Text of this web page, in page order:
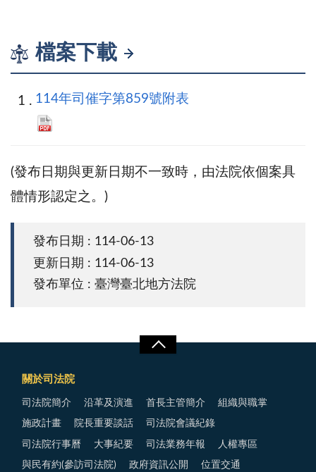
檔案下載
114年司催字第859號附表
(發布日期與更新日期不一致時，由法院依個案具
體情形認定之。)
發布日期 : 114-06-13
更新日期 : 114-06-13
發布單位 : 臺灣臺北地方法院
關於司法院
司法院簡介 沿革及演進 首長主管簡介 組織與職掌
施政計畫 院長重要談話 司法院會議紀錄
司法院行事曆 大事紀要 司法業務年報 人權專區
與民有約(參訪司法院) 政府資訊公開 位置交通